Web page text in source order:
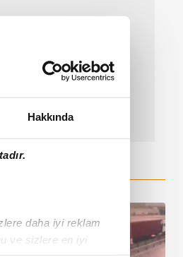
Hakkında
daha iyi reklam
ve sizlere en iyi